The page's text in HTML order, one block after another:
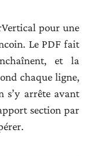
pour une
Le PDF fait
et la
chaque ligne,
s’y arrête avant
section par